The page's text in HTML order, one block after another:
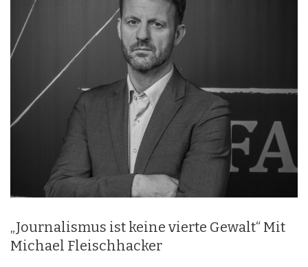
„Journalismus ist keine vierte Gewalt“ Mit
Michael Fleischhacker